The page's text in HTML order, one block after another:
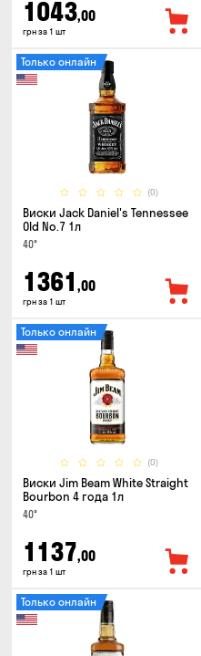
1043,00
грн за 1 шт
(0)
Только онлайн
Виски Jack Daniel's Tennessee
Old No.7 1л
40°
1361 ,00
грн за 1 шт
(0)
Только онлайн
Виски Jim Beam White Straight
Bourbon 4 года 1л
40°
1137,00
грн за 1 шт
Только онлайн